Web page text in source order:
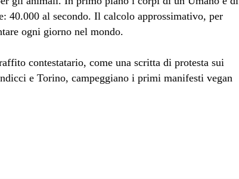
40.000 al secondo. Il calcolo approssimativo, per
ogni giorno nel mondo.
contestatario, come una scritta di protesta sui
e Torino, campeggiano i primi manifesti vegan